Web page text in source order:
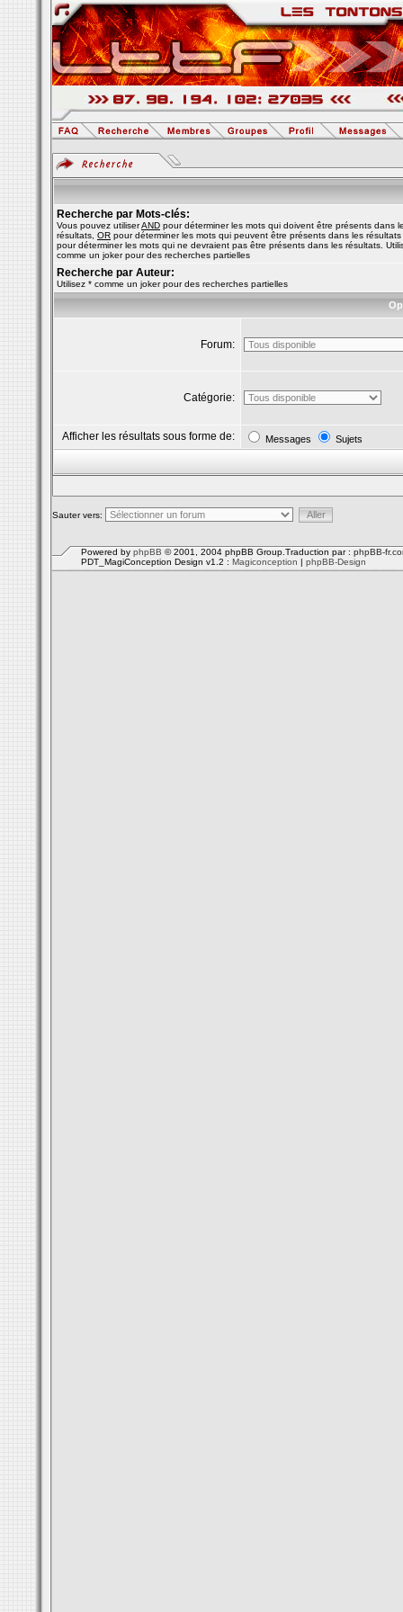
Recherche par Mots-clés:
Vous pouvez utiliserAND pour déterminer les mots qui doivent être présents dans
résultats, OR pour déterminer les mots qui peuvent être présents dans les
pour déterminer les mots qui ne devraient pas être présents dans les résultats.
comme un joker pour des recherches partielles
Recherche par Auteur:
Utilisez * comme un joker pour des recherches partielles
Forum:
Catégorie:
Afficher les résultats sous forme de: Messages Sujets
Sauter vers:
Powered by phpBB © 2001, 2004 phpBB Group.Traduction par : phpBB-
PDT_MagiConception Design v1.2 : Magiconception | phpBB-Design